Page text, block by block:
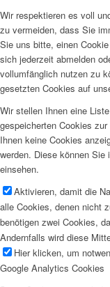
Wir respektieren es voll
zu vermeiden, dass Sie
Sie uns bitte, einen
sich jederzeit abmelden
vollumfänglich nutzen zu
gesetzten Cookies auf
Wir stellen Ihnen eine
gespeicherten Cookies
Ihnen keine Cookies
werden. Diese können
einsehen.
Aktivieren, damit die
alle Cookies, denen nicht
benötigen zwei Cookies,
Andernfalls wird diese
Hier klicken, um
Google Analytics Cookies